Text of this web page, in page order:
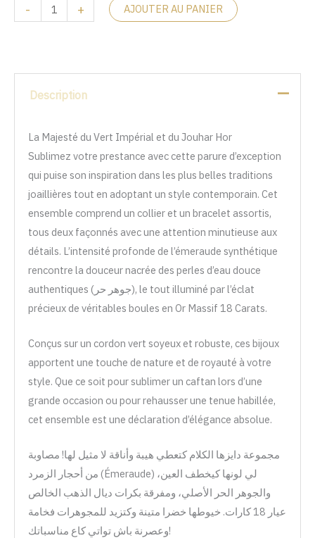
- + AJOUTER AU PANIER
Description
La Majesté du Vert Impérial et du Jouhar Hor
Sublimez votre prestance avec cette parure d’exception
qui puise son inspiration dans les plus belles traditions
joaillières tout en adoptant un style contemporain. Cet
ensemble comprend un collier et un bracelet assortis,
tous deux façonnés avec une attention minutieuse aux
détails. L’intensité profonde de l’émeraude synthétique
rencontre la douceur nacrée des perles d’eau douce
authentiques (جوهر حر), le tout illuminé par l’éclat
précieux de véritables boules en Or Massif 18 Carats.
Conçus sur un cordon vert soyeux et robuste, ces bijoux
apportent une touche de nature et de royauté à votre
style. Que ce soit pour sublimer un caftan lors d’une
grande occasion ou pour rehausser une tenue habillée,
cet ensemble est une déclaration d’élégance absolue.
مجموعة دايزها الكلام كتعطي هيبة وأناقة لا مثيل لها! مصاوبة
من أحجار الزمرد (Émeraude) لي لونها كيخطف العين،
والجوهر الحر الأصلي، ومفرقة بكرات ديال الذهب الخالص
عيار 18 كارات. خيوطها خضرا متينة وكتزيد للمجوهرات فخامة
وعصرنة باش تواتي كاع مناسباتك!